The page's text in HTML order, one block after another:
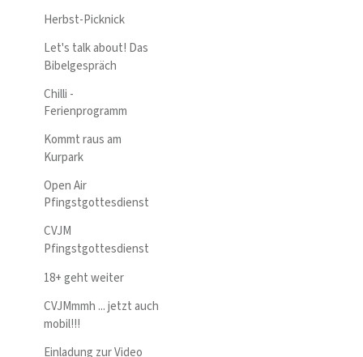
Herbst-Picknick
Let's talk about! Das
Bibelgespräch
Chilli -
Ferienprogramm
Kommt raus am
Kurpark
Open Air
Pfingstgottesdienst
CVJM
Pfingstgottesdienst
18+ geht weiter
CVJMmmh ... jetzt auch
mobil!!!
Einladung zur Video